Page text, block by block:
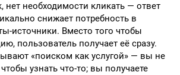
нет необходимости кликать — ответ
снижает потребность в
источники. Вместо того чтобы
пользователь получает её сразу.
«поиском как услугой» — вы не
узнать что-то; вы получаете